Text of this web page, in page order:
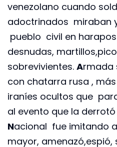
venezolano cuando
adoctrinados miraban
pueblo civil en
desnudas,
sobrevivientes. Armada
con chatarra rusa ,
iraníes ocultos que
al evento que la
Nacional fue imitando
mayor, amenazó,espió,